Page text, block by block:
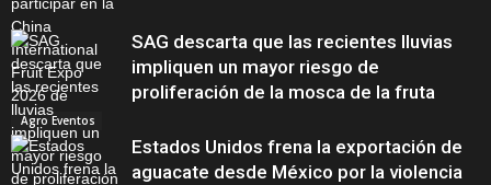
Agro Eventos
SAG descarta que las recientes lluvias
impliquen un mayor riesgo de
proliferación de la mosca de la fruta
Estados Unidos frena la exportación de
aguacate desde México por la violencia